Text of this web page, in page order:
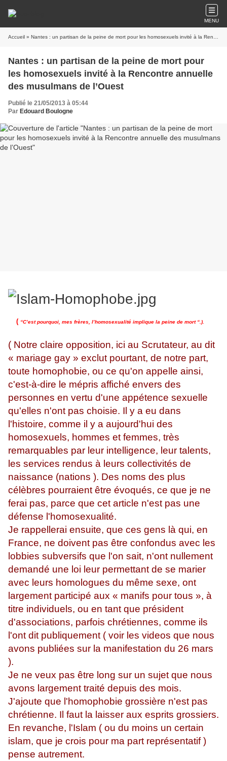
MENU
Accueil » Nantes : un partisan de la peine de mort pour les homosexuels invité à la Rencontre annuelle des musulmans de l’Ouest
Nantes : un partisan de la peine de mort pour
les homosexuels invité à la Rencontre annuelle
des musulmans de l’Ouest
Publié le 21/05/2013 à 05:44
Par Edouard Boulogne
( “C’est pourquoi, mes frères, l’homosexualité implique la peine de mort “.).
( Notre claire opposition, ici au Scrutateur, au dit
« mariage gay » exclut pourtant, de notre part,
toute homophobie, ou ce qu'on appelle ainsi,
c'est-à-dire le mépris affiché envers des
personnes en vertu d'une appétence sexuelle
qu'elles n'ont pas choisie. Il y a eu dans
l'histoire, comme il y a aujourd'hui des
homosexuels, hommes et femmes, très
remarquables par leur intelligence, leur talents,
les services rendus à leurs collectivités de
naissance (nations ). Des noms des plus
célèbres pourraient être évoqués, ce que je ne
ferai pas, parce que cet article n'est pas une
défense l'homosexualité.
Je rappellerai ensuite, que ces gens là qui, en
France, ne doivent pas être confondus avec les
lobbies subversifs que l'on sait, n'ont nullement
demandé une loi leur permettant de se marier
avec leurs homologues du même sexe, ont
largement participé aux « manifs pour tous », à
titre individuels, ou en tant que président
d'associations, parfois chrétiennes, comme ils
l'ont dit publiquement ( voir les videos que nous
avons publiées sur la manifestation du 26 mars
).
Je ne veux pas être long sur un sujet que nous
avons largement traité depuis des mois.
J'ajoute que l'homophobie grossière n'est pas
chrétienne. Il faut la laisser aux esprits grossiers.
En revanche, l'Islam ( ou du moins un certain
islam, que je crois pour ma part représentatif )
pense autrement.